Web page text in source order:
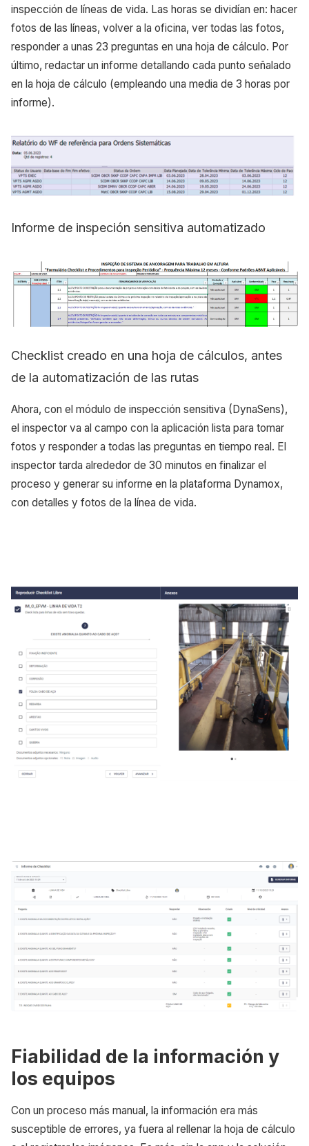
inspección de líneas de vida. Las horas se dividían en: hacer
fotos de las líneas, volver a la oficina, ver todas las fotos,
responder a unas 23 preguntas en una hoja de cálculo. Por
último, redactar un informe detallando cada punto señalado
en la hoja de cálculo (empleando una media de 3 horas por
informe).
Informe de inspeción sensitiva automatizado
Checklist creado en una hoja de cálculos, antes
de la automatización de las rutas
Ahora, con el módulo de inspección sensitiva (DynaSens),
el inspector va al campo con la aplicación lista para tomar
fotos y responder a todas las preguntas en tiempo real. El
inspector tarda alrededor de 30 minutos en finalizar el
proceso y generar su informe en la plataforma Dynamox,
con detalles y fotos de la línea de vida.
Fiabilidad de la información y
los equipos
Con un proceso más manual, la información era más
susceptible de errores, ya fuera al rellenar la hoja de cálculo